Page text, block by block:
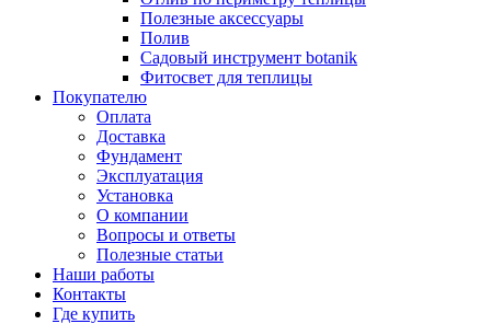
Полезные аксессуары
Полив
Садовый инструмент botanik
Фитосвет для теплицы
Покупателю
Оплата
Доставка
Фундамент
Эксплуатация
Установка
О компании
Вопросы и ответы
Полезные статьи
Наши работы
Контакты
Где купить